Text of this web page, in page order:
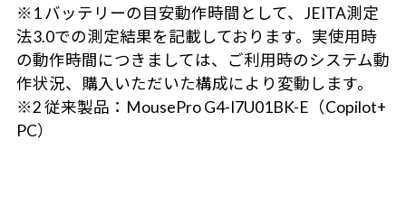
※1 バッテリーの目安動作時間として、JEITA測定
法3.0での測定結果を記載しております。実使用時
の動作時間につきましては、ご利用時のシステム動
作状況、購入いただいた構成により変動します。
※2 従来製品：MousePro G4-I7U01BK-E（Copilot+
PC）